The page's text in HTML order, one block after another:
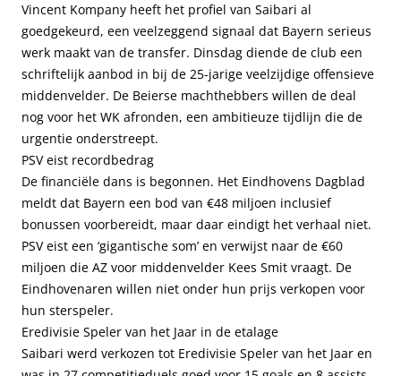
Vincent Kompany heeft het profiel van Saibari al
goedgekeurd, een veelzeggend signaal dat Bayern serieus
werk maakt van de transfer. Dinsdag diende de club een
schriftelijk aanbod in bij de 25-jarige veelzijdige offensieve
middenvelder. De Beierse machthebbers willen de deal
nog voor het WK afronden, een ambitieuze tijdlijn die de
urgentie onderstreept.
PSV eist recordbedrag
De financiële dans is begonnen. Het Eindhovens Dagblad
meldt dat Bayern een bod van €48 miljoen inclusief
bonussen voorbereidt, maar daar eindigt het verhaal niet.
PSV eist een ‘gigantische som’ en verwijst naar de €60
miljoen die AZ voor middenvelder Kees Smit vraagt. De
Eindhovenaren willen niet onder hun prijs verkopen voor
hun sterspeler.
Eredivisie Speler van het Jaar in de etalage
Saibari werd verkozen tot Eredivisie Speler van het Jaar en